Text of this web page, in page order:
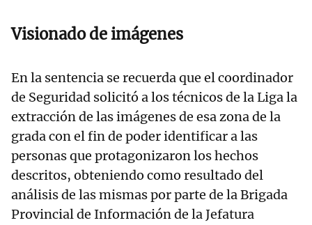
Visionado de imágenes
En la sentencia se recuerda que el coordinador
de Seguridad solicitó a los técnicos de la Liga la
extracción de las imágenes de esa zona de la
grada con el fin de poder identificar a las
personas que protagonizaron los hechos
descritos, obteniendo como resultado del
análisis de las mismas por parte de la Brigada
Provincial de Información de la Jefatura